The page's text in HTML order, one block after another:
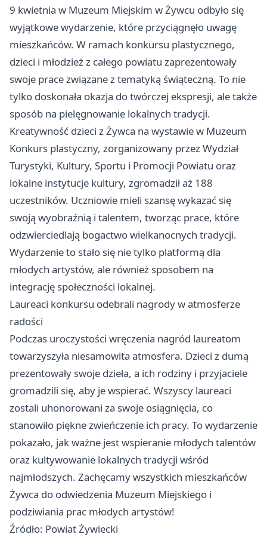
9 kwietnia w Muzeum Miejskim w Żywcu odbyło się
wyjątkowe wydarzenie, które przyciągnęło uwagę
mieszkańców. W ramach konkursu plastycznego,
dzieci i młodzież z całego powiatu zaprezentowały
swoje prace związane z tematyką świąteczną. To nie
tylko doskonała okazja do twórczej ekspresji, ale także
sposób na pielęgnowanie lokalnych tradycji.
Kreatywność dzieci z Żywca na wystawie w Muzeum
Konkurs plastyczny, zorganizowany przez Wydział
Turystyki, Kultury, Sportu i Promocji Powiatu oraz
lokalne instytucje kultury, zgromadził aż 188
uczestników. Uczniowie mieli szansę wykazać się
swoją wyobraźnią i talentem, tworząc prace, które
odzwierciedlają bogactwo wielkanocnych tradycji.
Wydarzenie to stało się nie tylko platformą dla
młodych artystów, ale również sposobem na
integrację społeczności lokalnej.
Laureaci konkursu odebrali nagrody w atmosferze
radości
Podczas uroczystości wręczenia nagród laureatom
towarzyszyła niesamowita atmosfera. Dzieci z dumą
prezentowały swoje dzieła, a ich rodziny i przyjaciele
gromadzili się, aby je wspierać. Wszyscy laureaci
zostali uhonorowani za swoje osiągnięcia, co
stanowiło piękne zwieńczenie ich pracy. To wydarzenie
pokazało, jak ważne jest wspieranie młodych talentów
oraz kultywowanie lokalnych tradycji wśród
najmłodszych. Zachęcamy wszystkich mieszkańców
Żywca do odwiedzenia Muzeum Miejskiego i
podziwiania prac młodych artystów!
Źródło: Powiat Żywiecki